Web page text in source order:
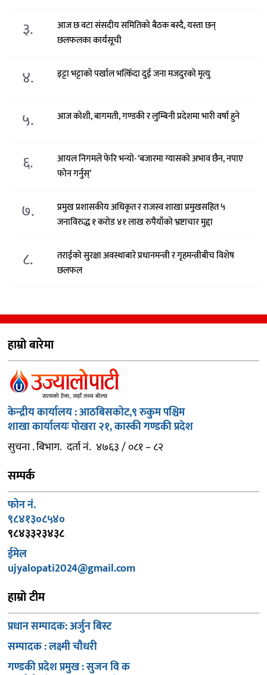
३.
आज छ वटा संसदीय समितिको बैठक बस्दै, यस्ता छन्
छलफलका कार्यसूची
४. इट्टा भट्टाको पर्खाल भत्किँदा दुई जना मजदुरको मृत्यु
५. आज कोशी, बागमती, गण्डकी र लुम्बिनी प्रदेशमा भारी वर्षा हुने
६.
आयल निगमले फेरि भन्याे- ‘बजारमा ग्यासको अभाव छैन, नपाए
फोन गर्नुस्’
७.
प्रमुख प्रशासकीय अधिकृत र राजस्व शाखा प्रमुखसहित ५
जनाविरुद्ध १ करोड ४१ लाख रुपैयाँको भ्रष्टाचार मुद्दा
८.
तराईको सुरक्षा अवस्थाबारे प्रधानमन्त्री र गृहमन्त्रीबीच विशेष
छलफल
हाम्रो बारेमा
केन्द्रीय कार्यालय : आठबिसकोट,९ रुकुम पश्चिम
शाखा कार्यालयः पोखरा २१, कास्की गण्डकी प्रदेश
सुचना . बिभाग. दर्ता नं. ४७६३ / ०८१ – ८२
सम्पर्क
फोन नं.
९८४१३०८५४०
९८४३३२३४३८
ईमेल
ujyalopati2024@gmail.com
हाम्रो टीम
प्रधान सम्पादक: अर्जुन बिस्ट
सम्पादक : लक्ष्मी चौधरी
गण्डकी प्रदेश प्रमुख : सुजन वि क